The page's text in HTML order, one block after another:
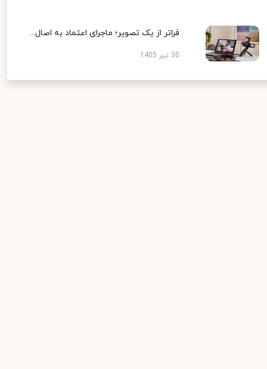
فراتر از یک تصویر؛ ماجرای اعتماد به اصال...
30 تیر 1405